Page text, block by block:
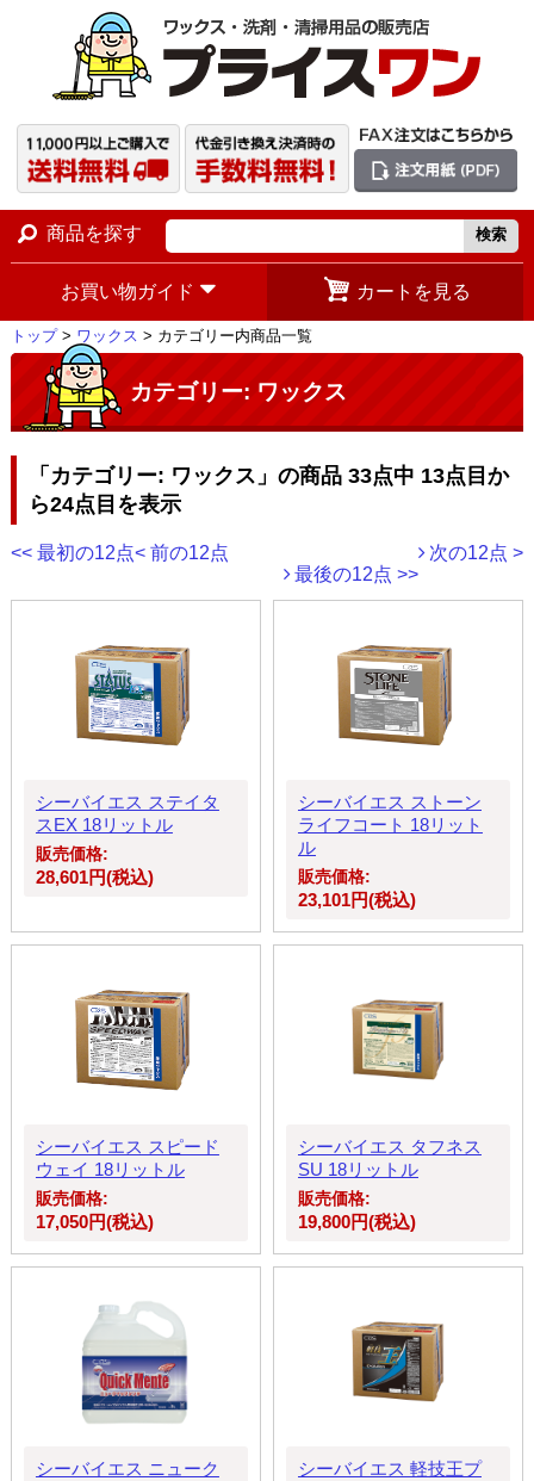
商品を探す
カートを見る
お買い物ガイド
トップ> ワックス > カテゴリー内商品一覧
カテゴリー: ワックス
「カテゴリー: ワックス」の商品 33点中 13点目か
ら24点目を表示
<< 最初の12点< 前の12点
次の12点 >
最後の12点 >>
シーバイエス ステイタ
スEX 18リットル
販売価格:
28,601円(税込)
シーバイエス ストーン
ライフコート 18リット
ル
販売価格:
23,101円(税込)
シーバイエス スピード
ウェイ 18リットル
販売価格:
17,050円(税込)
シーバイエス タフネス
SU 18リットル
販売価格:
19,800円(税込)
シーバイエス ニューク
シーバイエス 軽技王プ